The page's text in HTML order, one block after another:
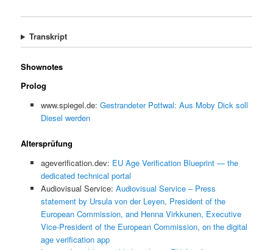
Transkript
Shownotes
Prolog
www.spiegel.de: Gestrandeter Pottwal: Aus Moby Dick soll
Diesel werden
Altersprüfung
ageverification.dev: EU Age Verification Blueprint — the
dedicated technical portal
Audiovisual Service: Audiovisual Service – Press
statement by Ursula von der Leyen, President of the
European Commission, and Henna Virkkunen, Executive
Vice-President of the European Commission, on the digital
age verification app